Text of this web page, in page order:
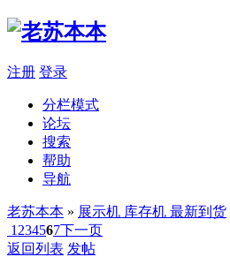
注册 登录
分栏模式
论坛
搜索
帮助
导航
老苏本本 » 展示机 库存机 最新到货
1 234567下一页
返回列表 发帖